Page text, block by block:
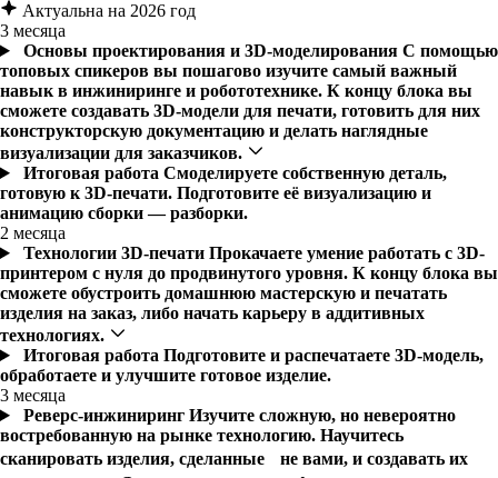
Актуальна на 2026 год
3 месяца
Основы проектирования и 3D-моделирования С помощью
топовых спикеров вы пошагово изучите самый важный
навык в инжиниринге и робототехнике. К концу блока вы
сможете создавать 3D-модели для печати, готовить для них
конструкторскую документацию и делать наглядные
визуализации для заказчиков.
Итоговая работа Смоделируете собственную деталь,
готовую к 3D-печати. Подготовите её визуализацию и
анимацию сборки — разборки.
2 месяца
Технологии 3D-печати Прокачаете умение работать с 3D-
принтером с нуля до продвинутого уровня. К концу блока вы
сможете обустроить домашнюю мастерскую и печатать
изделия на заказ, либо начать карьеру в аддитивных
технологиях.
Итоговая работа Подготовите и распечатаете 3D-модель,
обработаете и улучшите готовое изделие.
3 месяца
Реверс-инжиниринг Изучите сложную, но невероятно
востребованную на рынке технологию. Научитесь
сканировать изделия, сделанные не вами, и создавать их